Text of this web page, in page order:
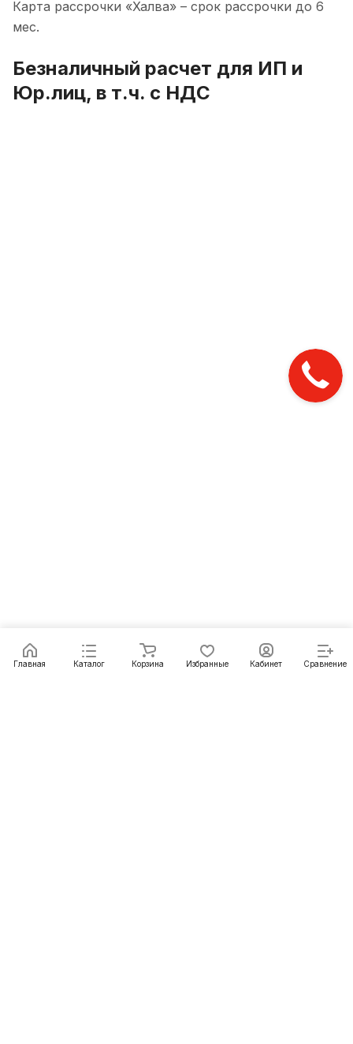
Карта рассрочки «Халва» – срок рассрочки до 6
мес.
Безналичный расчет для ИП и
Юр.лиц, в т.ч. с НДС
Главная Каталог Корзина Избранные Кабинет Сравнение